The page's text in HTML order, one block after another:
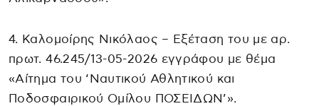
4. Καλομοίρης Νικόλαος – Εξέταση του με αρ.
πρωτ. 46.245/13-05-2026 εγγράφου με θέμα
«Αίτημα του ‘Ναυτικού Αθλητικού και
Ποδοσφαιρικού Ομίλου ΠΟΣΕΙΔΩΝ’».